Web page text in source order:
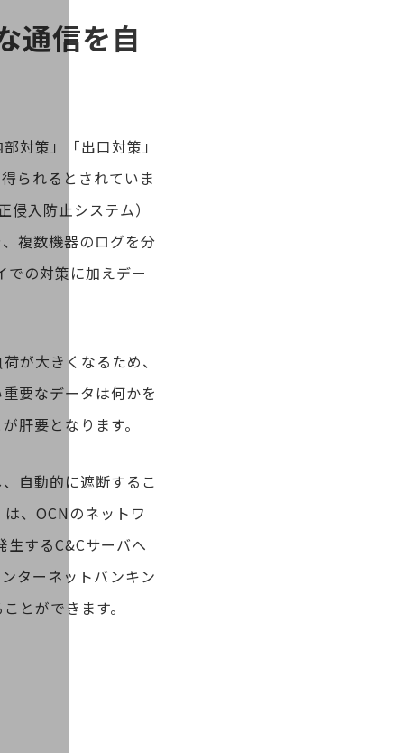
通信を自
対策」「出口対策」
られるとされていま
侵入防止システム）
複数機器のログを分
での対策に加えデー
が大きくなるため、
要なデータは何かを
肝要となります。
自動的に遮断するこ
、OCNのネットワ
するC&Cサーバへ
ターネットバンキン
とができます。